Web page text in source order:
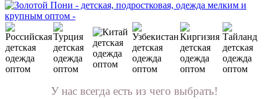
У нас всегда есть из чего выбрать!